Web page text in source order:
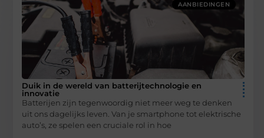
AANBIEDINGEN
Duik in de wereld van batterijtechnologie en
innovatie
Batterijen zijn tegenwoordig niet meer weg te denken
uit ons dagelijks leven. Van je smartphone tot elektrische
auto’s, ze spelen een cruciale rol in hoe